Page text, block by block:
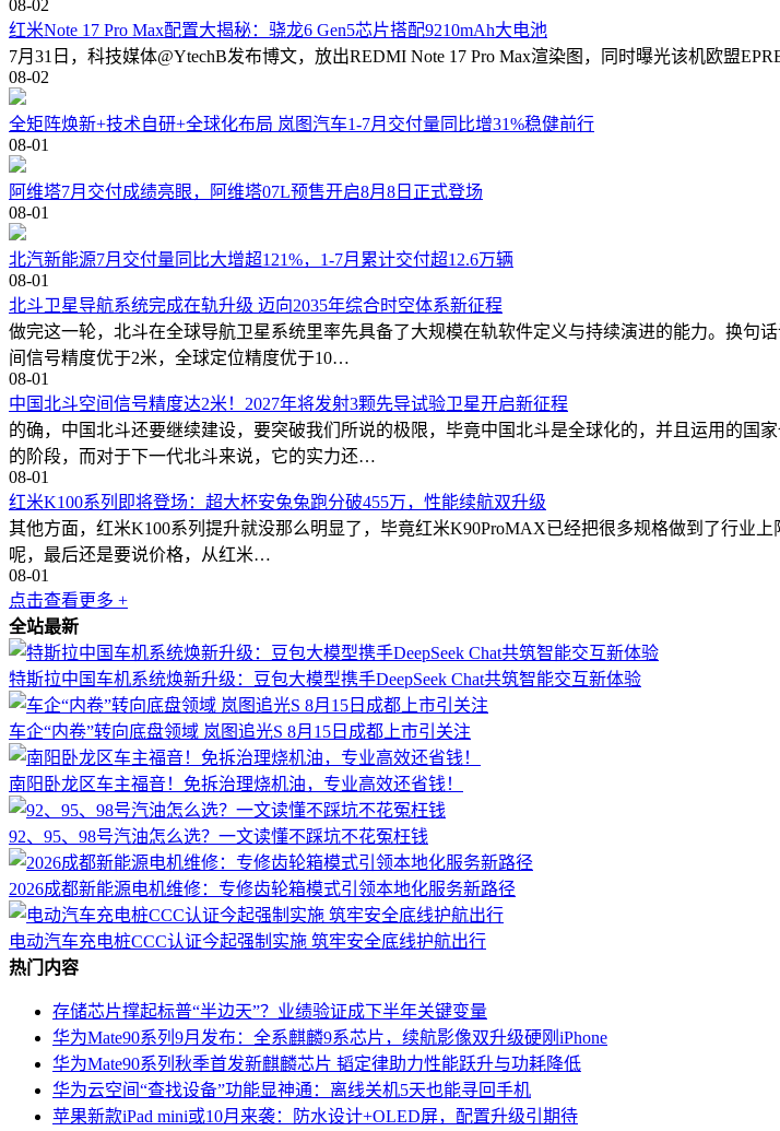
08-02
红米Note 17 Pro Max配置大揭秘：骁龙6 Gen5芯片搭配9210mAh大电池
7月31日，科技媒体@YtechB发布博文，放出REDMI Note 17 Pro Max渲染图，同时曝光该机欧盟
08-02
全矩阵焕新+技术自研+全球化布局 岚图汽车1-7月交付量同比增31%稳健前行
08-01
阿维塔7月交付成绩亮眼，阿维塔07L预售开启8月8日正式登场
08-01
北汽新能源7月交付量同比大增超121%，1-7月累计交付超12.6万辆
08-01
北斗卫星导航系统完成在轨升级 迈向2035年综合时空体系新征程
做完这一轮，北斗在全球导航卫星系统里率先具备了大规模在轨软件定义与持续演进的能力。换句
间信号精度优于2米，全球定位精度优于10…
08-01
中国北斗空间信号精度达2米！2027年将发射3颗先导试验卫星开启新征程
的确，中国北斗还要继续建设，要突破我们所说的极限，毕竟中国北斗是全球化的，并且运用的
的阶段，而对于下一代北斗来说，它的实力还…
08-01
红米K100系列即将登场：超大杯安兔兔跑分破455万，性能续航双升级
其他方面，红米K100系列提升就没那么明显了，毕竟红米K90ProMAX已经把很多规格做到了行业
呢，最后还是要说价格，从红米…
08-01
点击查看更多 +
全站最新
特斯拉中国车机系统焕新升级：豆包大模型携手DeepSeek Chat共筑智能交互新体验
车企“内卷”转向底盘领域 岚图追光S 8月15日成都上市引关注
南阳卧龙区车主福音！免拆治理烧机油，专业高效还省钱！
92、95、98号汽油怎么选？一文读懂不踩坑不花冤枉钱
2026成都新能源电机维修：专修齿轮箱模式引领本地化服务新路径
电动汽车充电桩CCC认证今起强制实施 筑牢安全底线护航出行
热门内容
存储芯片撑起标普“半边天”？业绩验证成下半年关键变量
华为Mate90系列9月发布：全系麒麟9系芯片，续航影像双升级硬刚iPhone
华为Mate90系列秋季首发新麒麟芯片 韬定律助力性能跃升与功耗降低
华为云空间“查找设备”功能显神通：离线关机5天也能寻回手机
苹果新款iPad mini或10月来袭：防水设计+OLED屏，配置升级引期待